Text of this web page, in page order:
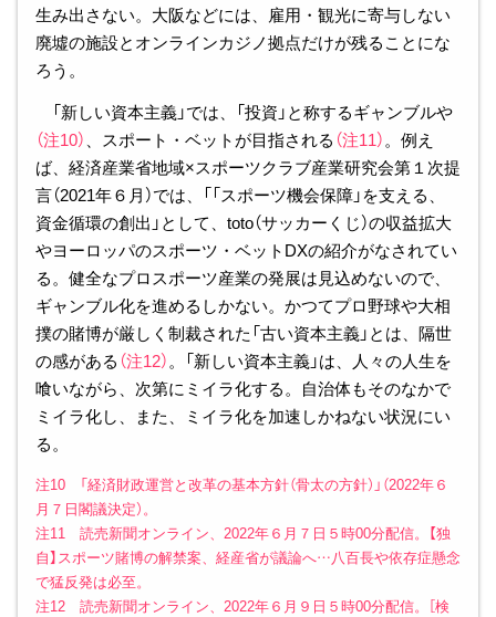
生み出さない。大阪などには、雇用・観光に寄与しない
廃墟の施設とオンラインカジノ拠点だけが残ることにな
ろう。
「新しい資本主義」では、「投資」と称するギャンブルや
（注10）、スポート・ベットが目指される （注11）。例え
ば、経済産業省地域×スポーツクラブ産業研究会第１次提
言（2021年６月）では、「「スポーツ機会保障」を支える、
資金循環の創出」として、toto（サッカーくじ）の収益拡大
やヨーロッパのスポーツ・ベットDXの紹介がなされてい
る。健全なプロスポーツ産業の発展は見込めないので、
ギャンブル化を進めるしかない。かつてプロ野球や大相
撲の賭博が厳しく制裁された「古い資本主義」とは、隔世
の感がある （注12）。「新しい資本主義」は、人々の人生を
喰いながら、次第にミイラ化する。自治体もそのなかで
ミイラ化し、また、ミイラ化を加速しかねない状況にい
る。
注10 「経済財政運営と改革の基本方針（骨太の方針）」（2022年６
月７日閣議決定）。
注11 読売新聞オンライン、2022年６月７日５時00分配信。【独
自】スポーツ賭博の解禁案、経産省が議論へ…八百長や依存症懸念
で猛反発は必至。
注12 読売新聞オンライン、2022年６月９日５時00分配信。［検